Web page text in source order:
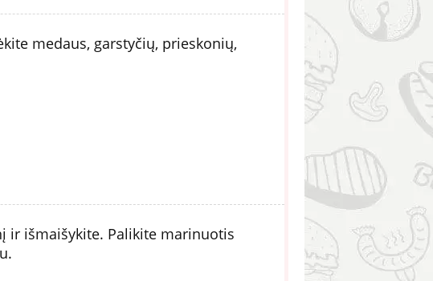
medaus, garstyčių, prieskonių,
ir išmaišykite. Palikite marinuotis